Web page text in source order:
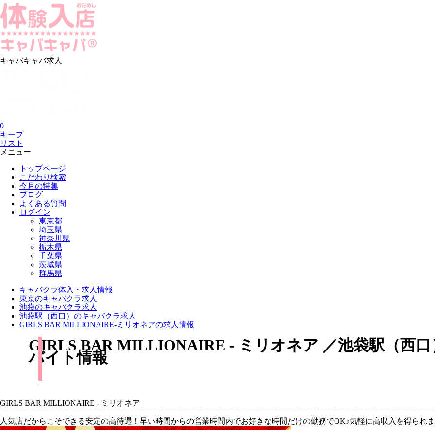
キャバキャバ求人
0
キープ
リスト
メニュー
トップページ
こだわり検索
今月の特集
ブログ
よくある質問
ログイン
東京都
埼玉県
神奈川県
栃木県
千葉県
茨城県
群馬県
キャバクラ体入・求人情報
東京のキャバクラ求人
池袋のキャバクラ求人
池袋駅（西口）のキャバクラ求人
GIRLS BAR MILLIONAIRE-ミリオネアの求人情報
GIRLS BAR MILLIONAIRE - ミリオネア ／池袋駅（西
バイト情報
GIRLS BAR MILLIONAIRE - ミリオネア
人気店だからこそできる安定の高待遇！早い時間からの営業時間内でお好きな時間だけの勤務でOK♪気軽に高収入を得られ